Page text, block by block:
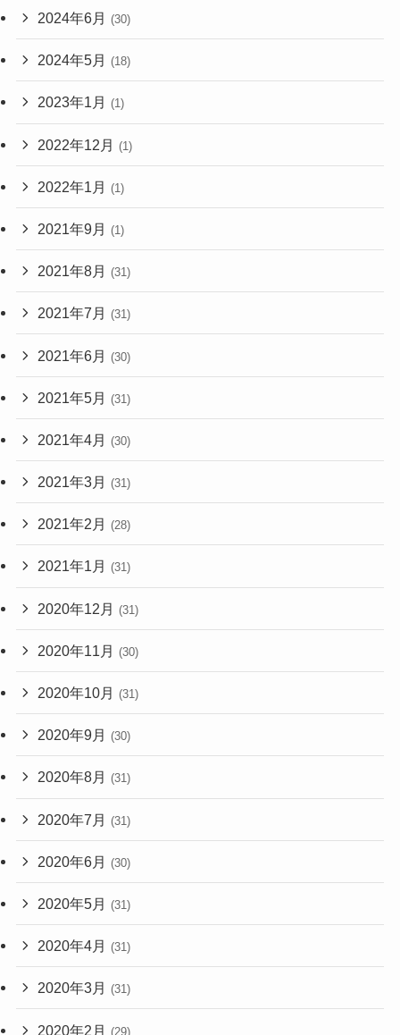
2024年6月 (30)
2024年5月 (18)
2023年1月 (1)
2022年12月 (1)
2022年1月 (1)
2021年9月 (1)
2021年8月 (31)
2021年7月 (31)
2021年6月 (30)
2021年5月 (31)
2021年4月 (30)
2021年3月 (31)
2021年2月 (28)
2021年1月 (31)
2020年12月 (31)
2020年11月 (30)
2020年10月 (31)
2020年9月 (30)
2020年8月 (31)
2020年7月 (31)
2020年6月 (30)
2020年5月 (31)
2020年4月 (31)
2020年3月 (31)
2020年2月 (29)